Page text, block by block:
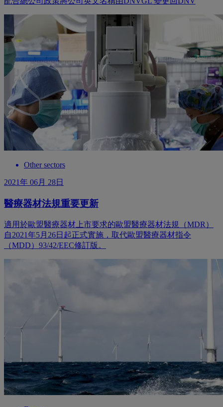
Other sectors
2021年 06月 28日
醫療器材法規重要更新
適用於歐盟醫療器材上市要求的歐盟醫療器材法規（MDR）
自2021年5月26日起正式實施，取代歐盟醫療器材指令
（MDD）93/42/EEC修訂版。